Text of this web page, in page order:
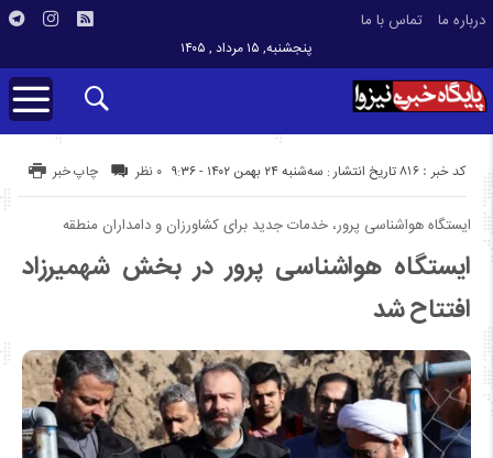
درباره ما تماس با ما
پنجشنبه, ۱۵ مرداد , ۱۴۰۵
تاریخ انتشار : سه‌شنبه ۲۴ بهمن ۱۴۰۲ - ۹:۳۶ کد خبر : 816 چاپ خبر ۰ نظر
ایستگاه هواشناسی پرور، خدمات جدید برای کشاورزان و دامداران منطقه
ایستگاه هواشناسی پرور در بخش شهمیرزاد
افتتاح شد